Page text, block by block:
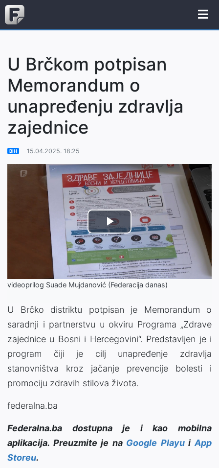
U Brčkom potpisan
Memorandum o
unapređenju zdravlja
zajednice
BiH 15.04.2025. 18:25
Play
Video
videoprilog Suade Mujdanović (Federacija danas)
U Brčko distriktu potpisan je Memorandum o
saradnji i partnerstvu u okviru Programa „Zdrave
zajednice u Bosni i Hercegovini“. Predstavljen je i
program čiji je cilj unapređenje zdravlja
stanovništva kroz jačanje prevencije bolesti i
promociju zdravih stilova života.
federalna.ba
Federalna.ba dostupna je i kao mobilna
aplikacija. Preuzmite je na Google PlayuiApp
Storeu.